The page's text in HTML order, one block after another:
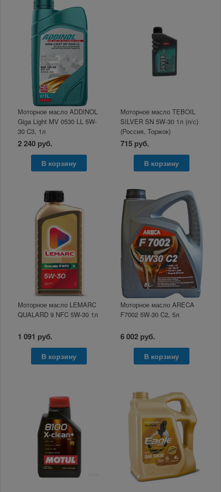
Моторное масло ADDINOL
Giga Light MV 0530 LL 5W-
30 C3, 1л
2 240 руб.
В корзину
Моторное масло TEBOIL
SILVER SN 5W-30 1л (п/с)
(Россия, Торжок)
715 руб.
В корзину
Моторное масло LEMARC
QUALARD 9 NFC 5W-30 1л
1 091 руб.
В корзину
Моторное масло ARECA
F7002 5W-30 C2, 5л
6 002 руб.
В корзину